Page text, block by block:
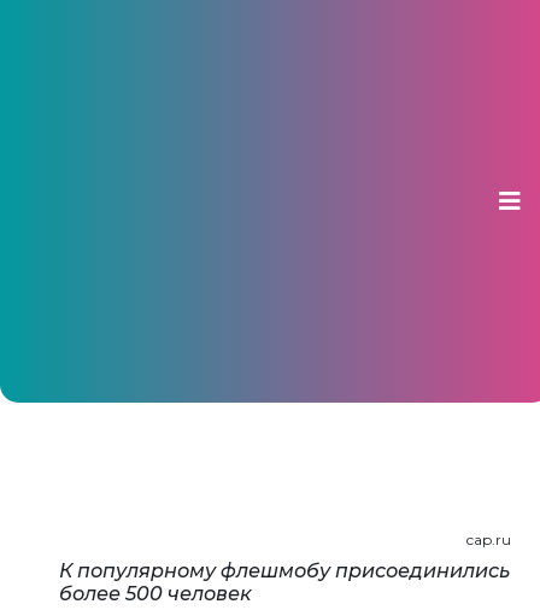
cap.ru
К популярному флешмобу присоединились
более 500 человек